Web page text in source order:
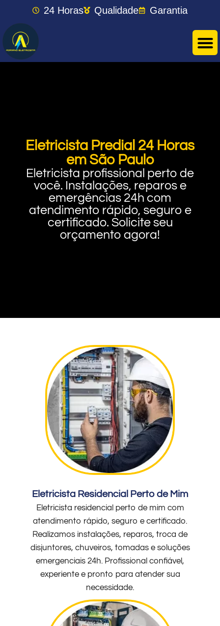
24 Horas Qualidade Garantia
Eletricista Predial 24 Horas
em São Paulo
Eletricista profissional perto de
você. Instalações, reparos e
emergências 24h com
atendimento rápido, seguro e
certificado. Solicite seu
orçamento agora!
Eletricista Residencial Perto de Mim
Eletricista residencial perto de mim com
atendimento rápido, seguro e certificado.
Realizamos instalações, reparos, troca de
disjuntores, chuveiros, tomadas e soluções
emergenciais 24h. Profissional confiável,
experiente e pronto para atender sua
necessidade.